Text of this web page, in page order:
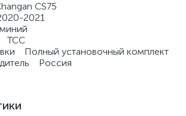
CS75
2021
ТСС
Полный установочный комплект
Россия